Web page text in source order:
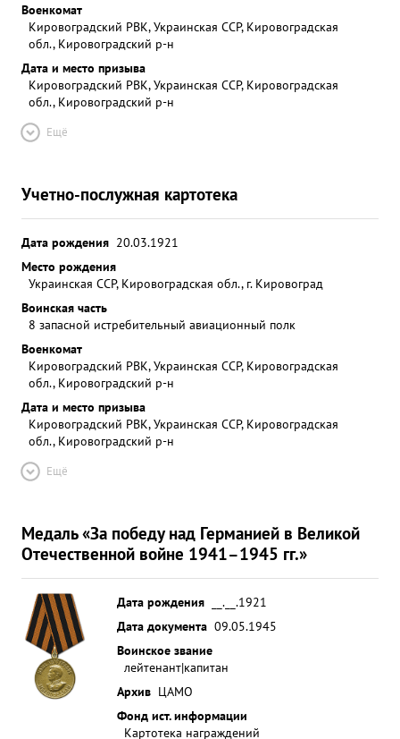
Военкомат
Кировоградский РВК, Украинская ССР, Кировоградская
обл., Кировоградский р-н
Дата и место призыва
Кировоградский РВК, Украинская ССР, Кировоградская
обл., Кировоградский р-н
Ещё
Учетно-послужная картотека
Дата рождения 20.03.1921
Место рождения
Украинская ССР, Кировоградская обл., г. Кировоград
Воинская часть
8 запасной истребительный авиационный полк
Военкомат
Кировоградский РВК, Украинская ССР, Кировоградская
обл., Кировоградский р-н
Дата и место призыва
Кировоградский РВК, Украинская ССР, Кировоградская
обл., Кировоградский р-н
Ещё
Медаль «За победу над Германией в Великой
Отечественной войне 1941–1945 гг.»
Дата рождения
__.__.1921
Дата документа 09.05.1945
Воинское звание
лейтенант|капитан
Архив ЦАМО
Фонд ист. информации
Картотека награждений